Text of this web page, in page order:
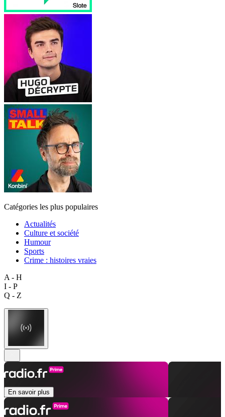
Catégories les plus populaires
Actualités
Culture et société
Humour
Sports
Crime : histoires vraies
A - H
I - P
Q - Z
En savoir plus